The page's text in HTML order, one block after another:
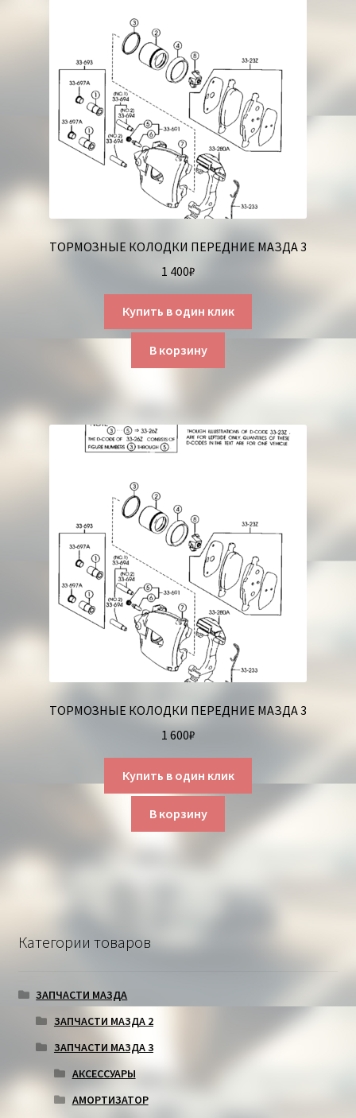
ТОРМОЗНЫЕ КОЛОДКИ ПЕРЕДНИЕ МАЗДА 3
1 400₽
Купить в один клик
В корзину
ТОРМОЗНЫЕ КОЛОДКИ ПЕРЕДНИЕ МАЗДА 3
1 600₽
Купить в один клик
В корзину
Категории товаров
ЗАПЧАСТИ МАЗДА
ЗАПЧАСТИ МАЗДА 2
ЗАПЧАСТИ МАЗДА 3
АКСЕССУАРЫ
АМОРТИЗАТОР